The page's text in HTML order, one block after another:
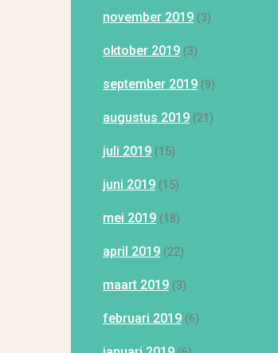
november 2019 (3)
oktober 2019 (3)
september 2019 (9)
augustus 2019 (21)
juli 2019 (15)
juni 2019 (15)
mei 2019 (18)
april 2019 (22)
maart 2019 (3)
februari 2019 (6)